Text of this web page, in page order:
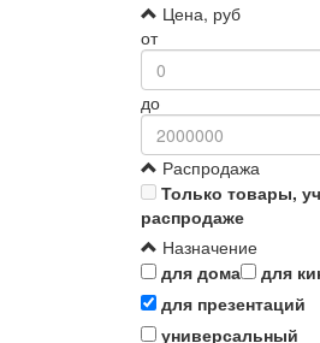
Цена, руб
от
до
Распродажа
Только товары,
распродаже
Назначение
для дома
для
для презентаций
универсальный